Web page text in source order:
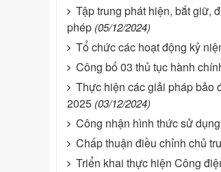
Tập trung phát hiện, bắt giữ,
phép (05/12/2024)
Tổ chức các hoạt động kỷ
Công bố 03 thủ tục hành
Thực hiện các giải pháp bảo
2025 (03/12/2024)
Công nhận hình thức sử
Chấp thuận điều chỉnh chủ
Triển khai thực hiện Công